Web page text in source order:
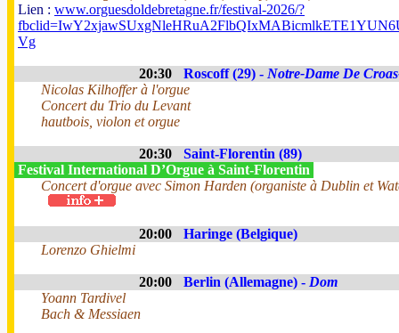
Lien : www.orguesdoldebretagne.fr/festival-2026/?
Vg
20:30 Roscoff (29) - Notre-Dame De
Nicolas Kilhoffer à l'orgue
Concert du Trio du Levant
hautbois, violon et orgue
20:30
Saint-Florentin (89)
Festival International D’Orgue à Saint-Florentin
Concert d'orgue avec Simon Harden (organiste à Dublin et
20:00
Haringe (Belgique)
Lorenzo Ghielmi
20:00 Berlin (Allemagne) - Dom
Yoann Tardivel
Bach & Messiaen